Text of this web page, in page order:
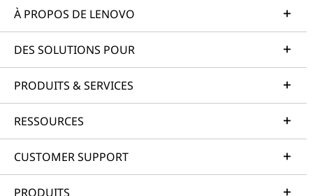
À PROPOS DE LENOVO
DES SOLUTIONS POUR
PRODUITS & SERVICES
RESSOURCES
CUSTOMER SUPPORT
PRODUITS